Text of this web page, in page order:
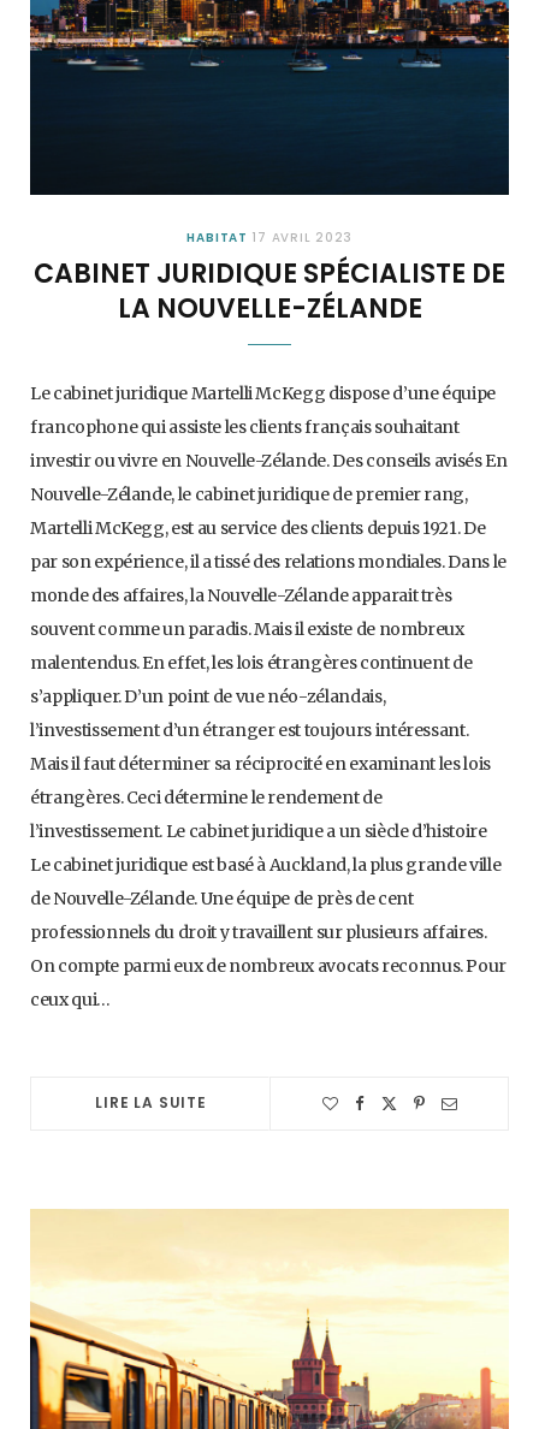
HABITAT 17 AVRIL 2023
CABINET JURIDIQUE SPÉCIALISTE DE
LA NOUVELLE-ZÉLANDE
Le cabinet juridique Martelli McKegg dispose d’une équipe
francophone qui assiste les clients français souhaitant
investir ou vivre en Nouvelle-Zélande. Des conseils avisés En
Nouvelle-Zélande, le cabinet juridique de premier rang,
Martelli McKegg, est au service des clients depuis 1921. De
par son expérience, il a tissé des relations mondiales. Dans le
monde des affaires, la Nouvelle-Zélande apparait très
souvent comme un paradis. Mais il existe de nombreux
malentendus. En effet, les lois étrangères continuent de
s’appliquer. D’un point de vue néo-zélandais,
l’investissement d’un étranger est toujours intéressant.
Mais il faut déterminer sa réciprocité en examinant les lois
étrangères. Ceci détermine le rendement de
l’investissement. Le cabinet juridique a un siècle d’histoire
Le cabinet juridique est basé à Auckland, la plus grande ville
de Nouvelle-Zélande. Une équipe de près de cent
professionnels du droit y travaillent sur plusieurs affaires.
On compte parmi eux de nombreux avocats reconnus. Pour
ceux qui…
LIRE LA SUITE